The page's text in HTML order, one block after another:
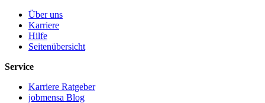
Über uns
Karriere
Hilfe
Seitenübersicht
Service
Karriere Ratgeber
jobmensa Blog